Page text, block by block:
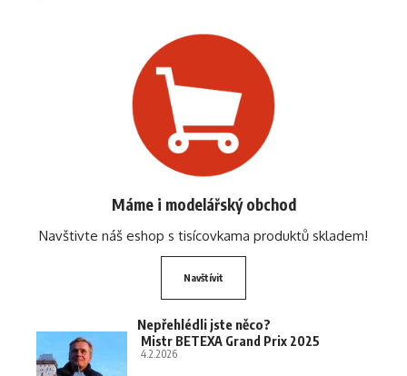
Máme i modelářský obchod
Navštivte náš eshop s tisícovkama produktů skladem!
Navštívit
Nepřehlédli jste něco?
Mistr BETEXA Grand Prix 2025
4.2.2026